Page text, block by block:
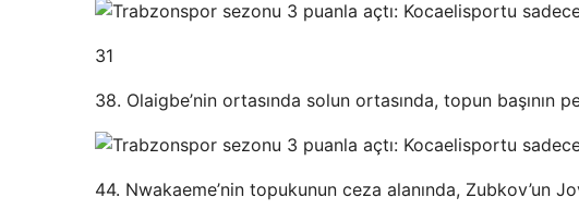
31
38. Olaigbe’nin ortasında solun ortasında, topun başının
44. Nwakaeme’nin topukunun ceza alanında, Zubkov’un